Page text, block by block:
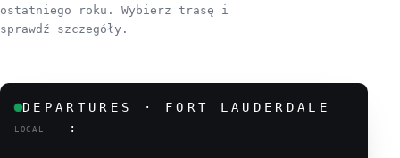
ostatniego roku. Wybierz trasę i
sprawdź szczegóły.
DEPARTURES · FORT LAUDERDALE
LOCAL --:--